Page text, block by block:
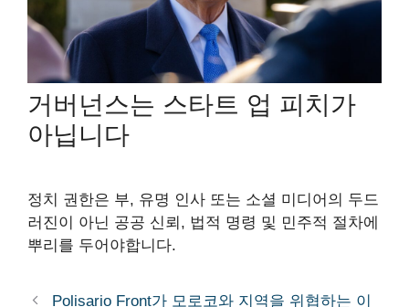
거버넌스는 스타트 업 피치가
아닙니다
정치 권한은 부, 유명 인사 또는 소셜 미디어의 두드
러진이 아닌 공공 신뢰, 법적 명령 및 민주적 절차에
뿌리를 두어야합니다.
Polisario Front가 모로코와 지역을 위협하는 이